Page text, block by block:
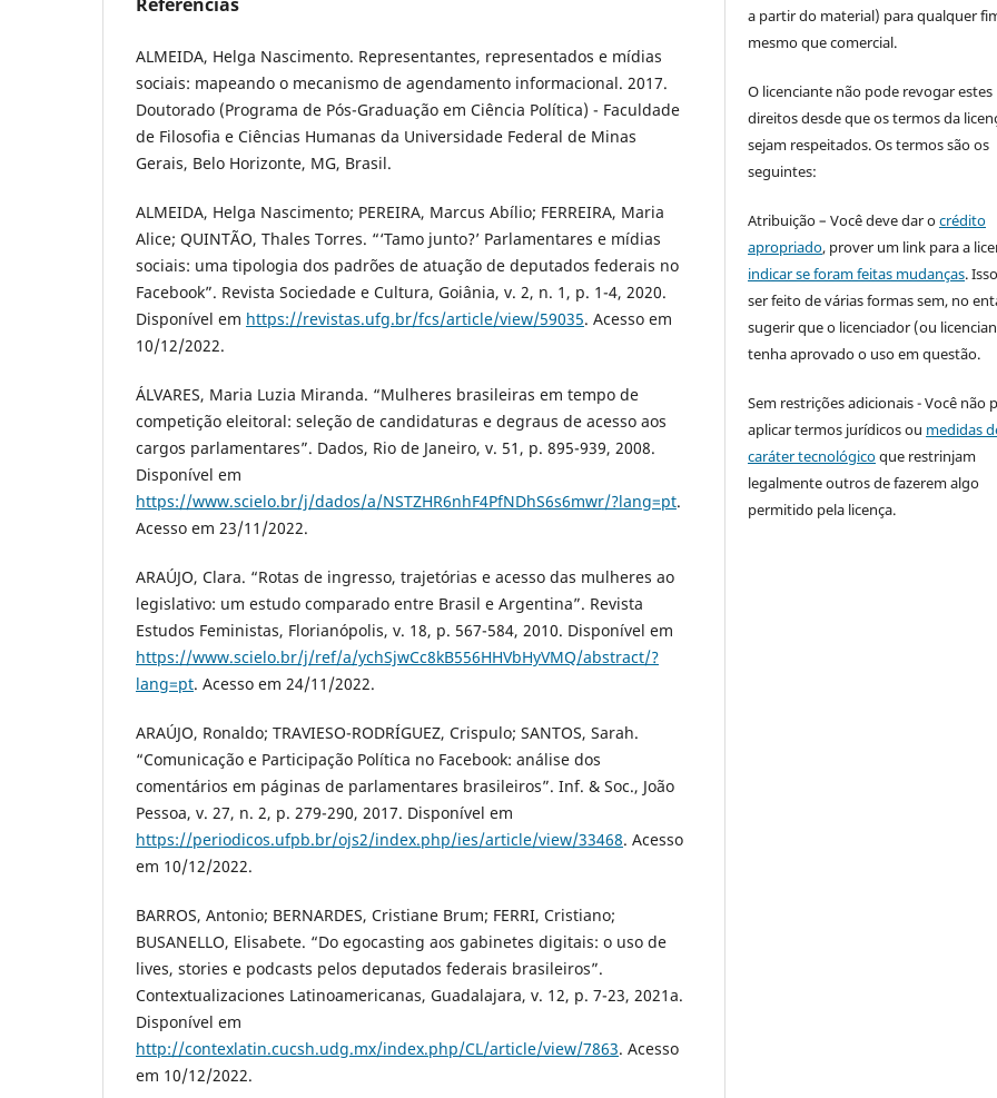
ALMEIDA, Helga Nascimento. Representantes, representados e mídias
sociais: mapeando o mecanismo de agendamento informacional. 2017.
Doutorado (Programa de Pós-Graduação em Ciência Política) - Faculdade
de Filosofia e Ciências Humanas da Universidade Federal de Minas
Gerais, Belo Horizonte, MG, Brasil.
ALMEIDA, Helga Nascimento; PEREIRA, Marcus Abílio; FERREIRA, Maria
Alice; QUINTÃO, Thales Torres. “‘Tamo junto?’ Parlamentares e mídias
sociais: uma tipologia dos padrões de atuação de deputados federais no
Facebook”. Revista Sociedade e Cultura, Goiânia, v. 2, n. 1, p. 1-4, 2020.
Disponível em https://revistas.ufg.br/fcs/article/view/59035. Acesso em
10/12/2022.
ÁLVARES, Maria Luzia Miranda. “Mulheres brasileiras em tempo de
competição eleitoral: seleção de candidaturas e degraus de acesso aos
cargos parlamentares”. Dados, Rio de Janeiro, v. 51, p. 895-939, 2008.
Disponível em
https://www.scielo.br/j/dados/a/NSTZHR6nhF4PfNDhS6s6mwr/?lang=pt.
Acesso em 23/11/2022.
ARAÚJO, Clara. “Rotas de ingresso, trajetórias e acesso das mulheres ao
legislativo: um estudo comparado entre Brasil e Argentina”. Revista
Estudos Feministas, Florianópolis, v. 18, p. 567-584, 2010. Disponível em
https://www.scielo.br/j/ref/a/ychSjwCc8kB556HHVbHyVMQ/abstract/?
lang=pt. Acesso em 24/11/2022.
ARAÚJO, Ronaldo; TRAVIESO-RODRÍGUEZ, Crispulo; SANTOS, Sarah.
“Comunicação e Participação Política no Facebook: análise dos
comentários em páginas de parlamentares brasileiros”. Inf. & Soc., João
Pessoa, v. 27, n. 2, p. 279-290, 2017. Disponível em
https://periodicos.ufpb.br/ojs2/index.php/ies/article/view/33468. Acesso
em 10/12/2022.
BARROS, Antonio; BERNARDES, Cristiane Brum; FERRI, Cristiano;
BUSANELLO, Elisabete. “Do egocasting aos gabinetes digitais: o uso de
lives, stories e podcasts pelos deputados federais brasileiros”.
Contextualizaciones Latinoamericanas, Guadalajara, v. 12, p. 7-23, 2021a.
Disponível em
http://contexlatin.cucsh.udg.mx/index.php/CL/article/view/7863. Acesso
em 10/12/2022.
a partir do material) para qualquer
mesmo que comercial.
O licenciante não pode revogar estes
direitos desde que os termos da
sejam respeitados. Os termos são os
seguintes:
Atribuição – Você deve dar ocrédito
apropriado, prover um link para a
indicar se foram feitas mudanças.
ser feito de várias formas sem, no
sugerir que o licenciador (ou
tenha aprovado o uso em questão.
Sem restrições adicionais - Você não
aplicar termos jurídicos ou medidas
caráter tecnológicoque restrinjam
legalmente outros de fazerem algo
permitido pela licença.